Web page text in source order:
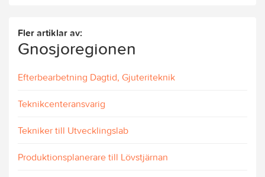
Fler artiklar av:
Gnosjoregionen
Efterbearbetning Dagtid, Gjuteriteknik
Teknikcenteransvarig
Tekniker till Utvecklingslab
Produktionsplanerare till Lövstjärnan